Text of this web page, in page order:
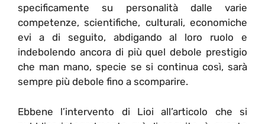
specificamente su personalità dalle varie
competenze, scientifiche, culturali, economiche
evi a di seguito, abdigando al loro ruolo e
indebolendo ancora di più quel debole prestigio
che man mano, specie se si continua così, sarà
sempre più debole fino a scomparire.
Ebbene l’intervento di Lioi all’articolo che si